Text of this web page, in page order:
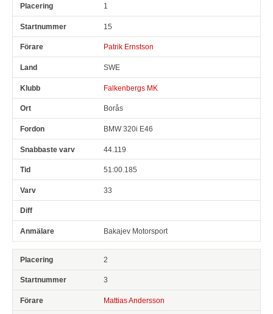
Pl Snr 1
15
Patrik Ernstson
SWE
Falkenbergs MK
Borås
BMW 320i E46
44.119
51:00.185
33
Bakajev Motorsport
2
3
Mattias Andersson